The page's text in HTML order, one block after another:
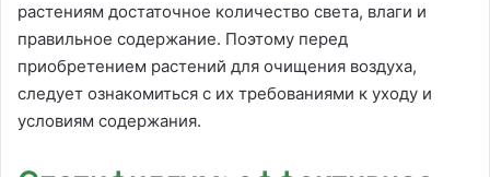
растениям достаточное количество света, влаги и
правильное содержание. Поэтому перед
приобретением растений для очищения воздуха,
следует ознакомиться с их требованиями к уходу и
условиям содержания.